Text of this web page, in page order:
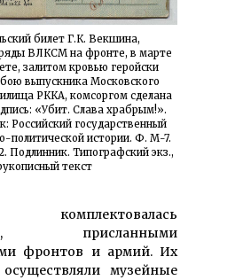
билет Г.К. Векшина,
ВЛКСМ на фронте, в марте
залитом кровью геройски
выпускника Московского
РККА, комсоргом сделана
«Убит. Слава храбрым!».
Российский государственный
политической истории. Ф. М-7.
Подлинник. Типографский экз.,
текст
комплектовалась
присланными
фронтов и армий. Их
музейные